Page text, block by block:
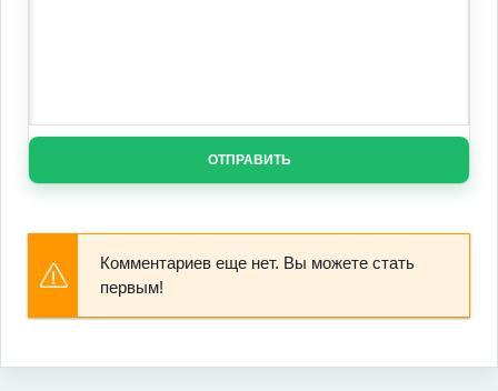
ОТПРАВИТЬ
Комментариев еще нет. Вы можете стать
первым!